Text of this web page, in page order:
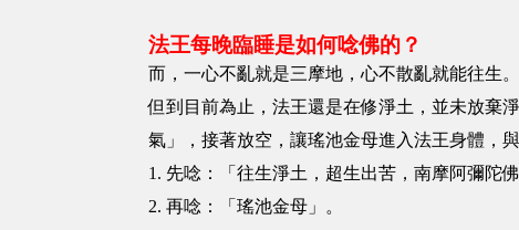
法王每晚臨睡是如何唸佛的？
而，一心不亂就是三摩地，心不散亂就能往生
但到目前為止，法王還是在修淨土，並未放棄
氣」，接著放空，讓瑤池金母進入法王身體，
1. 先唸：「往生淨土，超生出苦，南摩阿彌陀佛
2. 再唸：「瑤池金母」。